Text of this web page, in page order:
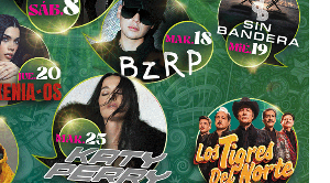
Infraestructura y Construcción
diseñó y construyó físicamente la
adjudicado en 2008. Así lo
sitio de CICSA, que enlista la obra en
de agua, junto con reportes de
y los reportes anuales de Grupo
el avance de la construcción en 2008 y